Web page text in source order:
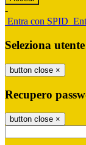
-
Entra con SPID
Seleziona utente
button close ×
Recupero
button close ×